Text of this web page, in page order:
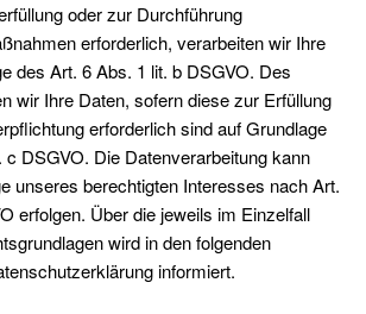
oder zur Durchführung
erforderlich, verarbeiten wir Ihre
des Art. 6 Abs. 1 lit. b DSGVO. Des
wir Ihre Daten, sofern diese zur Erfüllung
erforderlich sind auf Grundlage
DSGVO. Die Datenverarbeitung kann
unseres berechtigten Interesses nach Art.
erfolgen. Über die jeweils im Einzelfall
wird in den folgenden
informiert.